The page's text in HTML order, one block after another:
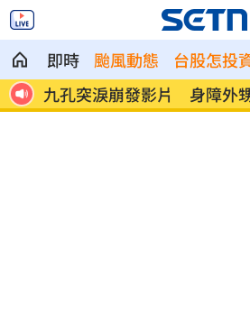
即時 颱風動態 台股怎投
安 九孔突淚崩發影片 身障外
死